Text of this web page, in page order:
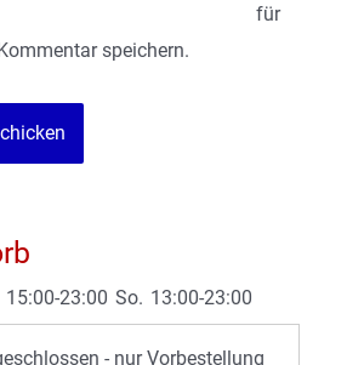
für
speichern.
15:00-23:00 So. 13:00-23:00
- nur Vorbestellung